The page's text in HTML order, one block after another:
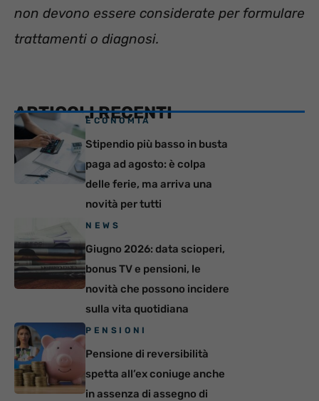
non devono essere considerate per formulare
trattamenti o diagnosi.
ARTICOLI RECENTI
ECONOMIA
Stipendio più basso in busta
paga ad agosto: è colpa
delle ferie, ma arriva una
novità per tutti
NEWS
Giugno 2026: data scioperi,
bonus TV e pensioni, le
novità che possono incidere
sulla vita quotidiana
PENSIONI
Pensione di reversibilità
spetta all’ex coniuge anche
in assenza di assegno di